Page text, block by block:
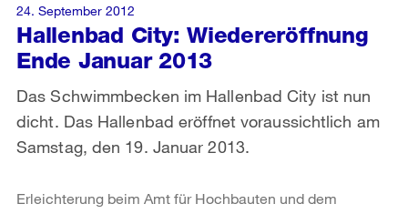
Hallenbad City: Wiedereröffnung
Ende Januar 2013
Das Schwimmbecken im Hallenbad City ist nun
dicht. Das Hallenbad eröffnet voraussichtlich am
Samstag, den 19. Januar 2013.
24. September 2012
Erleichterung beim Amt für Hochbauten und dem